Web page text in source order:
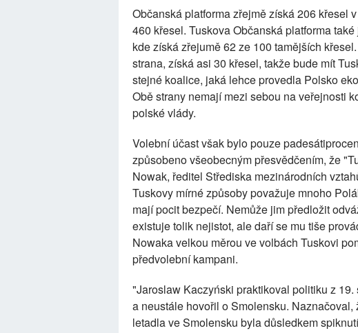
Občanská platforma zřejmě získá 206 křesel
460 křesel. Tuskova Občanská platforma
kde získá zřejumě 62 ze 100 tamějších
strana, získá asi 30 křesel, takže bude mít
stejné koalice, jaká lehce provedla Polsko
Obě strany nemají mezi sebou na veřejnosti
polské vlády.
Volební účast však bylo pouze
způsobeno všeobecným přesvědčením, že
Nowak, ředitel Střediska mezinárodních
Tuskovy mírné způsoby považuje mnoho
mají pocit bezpečí. Nemůže jim předložit
existuje tolik nejistot, ale daří se mu tiše
Nowaka velkou měrou ve volbách Tuskovi
předvolební kampani.
"Jaroslaw Kaczyński praktikoval politiku z
a neustále hovořil o Smolensku.
letadla ve Smolensku byla důsledkem